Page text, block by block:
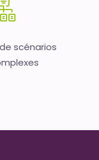
scénarios